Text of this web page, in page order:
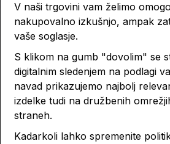
V naši trgovini vam želimo
nakupovalno izkušnjo, ampak
vaše soglasje.
S klikom na gumb "dovolim" se
digitalnim sledenjem na podlagi
navad prikazujemo najbolj
izdelke tudi na družbenih
straneh.
Kadarkoli lahko spremenite